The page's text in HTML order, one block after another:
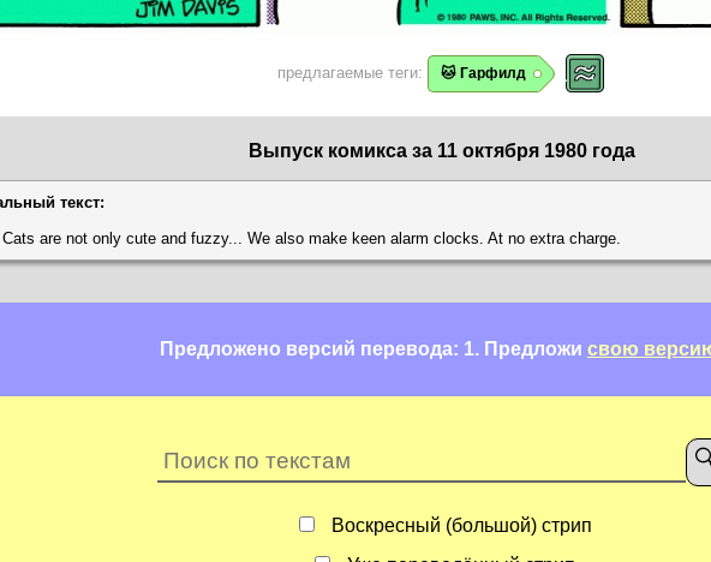
предлагаемые теги: 🐱 Гарфилд
Выпуск комикса за 11 октября 1980 года
текст:
are not only cute and fuzzy... We also make keen alarm clocks. At no extra charge.
Предложено версий перевода: 1. Предложи свою
Воскресный (большой) стрип